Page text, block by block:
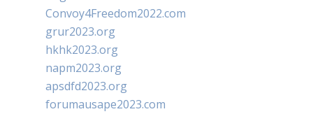
Convoy4Freedom2022.com
grur2023.org
hkhk2023.org
napm2023.org
apsdfd2023.org
forumausape2023.com